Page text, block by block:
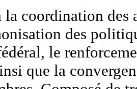
coordination des
des
le
que la